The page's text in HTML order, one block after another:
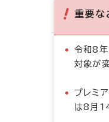
重要な
令和8年
対象が
プレミ
は8月14